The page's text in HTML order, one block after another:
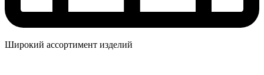
Широкий ассортимент изделий